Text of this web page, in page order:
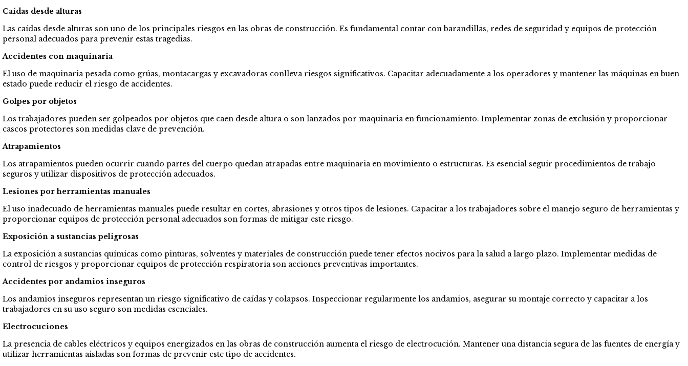
Caídas desde alturas
Las caídas desde alturas son uno de los principales riesgos en las obras de construcción. Es fundamental contar con barandillas, redes de seguridad y equipos de protección
personal adecuados para prevenir estas tragedias.
Accidentes con maquinaria
El uso de maquinaria pesada como grúas, montacargas y excavadoras conlleva riesgos significativos. Capacitar adecuadamente a los operadores y mantener las máquinas en buen
estado puede reducir el riesgo de accidentes.
Golpes por objetos
Los trabajadores pueden ser golpeados por objetos que caen desde altura o son lanzados por maquinaria en funcionamiento. Implementar zonas de exclusión y proporcionar
cascos protectores son medidas clave de prevención.
Atrapamientos
Los atrapamientos pueden ocurrir cuando partes del cuerpo quedan atrapadas entre maquinaria en movimiento o estructuras. Es esencial seguir procedimientos de trabajo
seguros y utilizar dispositivos de protección adecuados.
Lesiones por herramientas manuales
El uso inadecuado de herramientas manuales puede resultar en cortes, abrasiones y otros tipos de lesiones. Capacitar a los trabajadores sobre el manejo seguro de herramientas y
proporcionar equipos de protección personal adecuados son formas de mitigar este riesgo.
Exposición a sustancias peligrosas
La exposición a sustancias químicas como pinturas, solventes y materiales de construcción puede tener efectos nocivos para la salud a largo plazo. Implementar medidas de
control de riesgos y proporcionar equipos de protección respiratoria son acciones preventivas importantes.
Accidentes por andamios inseguros
Los andamios inseguros representan un riesgo significativo de caídas y colapsos. Inspeccionar regularmente los andamios, asegurar su montaje correcto y capacitar a los
trabajadores en su uso seguro son medidas esenciales.
Electrocuciones
La presencia de cables eléctricos y equipos energizados en las obras de construcción aumenta el riesgo de electrocución. Mantener una distancia segura de las fuentes de energía y
utilizar herramientas aisladas son formas de prevenir este tipo de accidentes.